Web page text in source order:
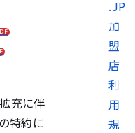
.JP
加
盟
店
利
用
規
充に伴
特約に